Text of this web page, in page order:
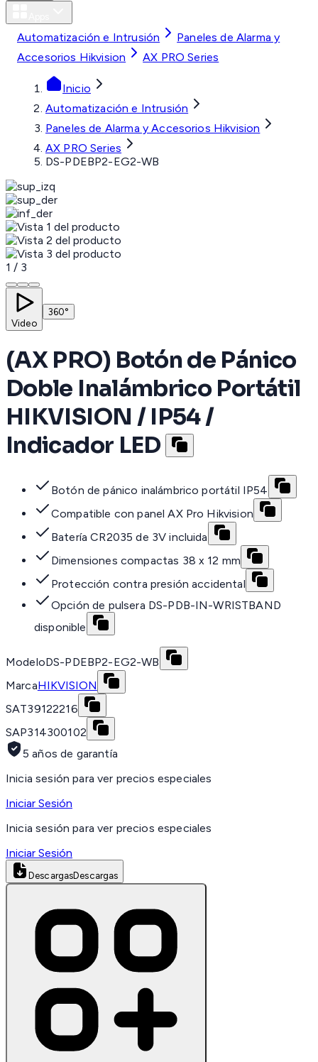
Automatización e Intrusión
Paneles de Alarma y
Accesorios Hikvision
AX PRO Series
Inicio
Automatización e Intrusión
Paneles de Alarma y Accesorios Hikvision
AX PRO Series
DS-PDEBP2-EG2-WB
1 / 3
Video
360°
(AX PRO) Botón de Pánico
Doble Inalámbrico Portátil
HIKVISION / IP54 /
Indicador LED
Botón de pánico inalámbrico portátil IP54
Compatible con panel AX Pro Hikvision
Batería CR2035 de 3V incluida
Dimensiones compactas 38 x 12 mm
Protección contra presión accidental
Opción de pulsera DS-PDB-IN-WRISTBAND
disponible
ModeloDS-PDEBP2-EG2-WB
MarcaHIKVISION
SAT39122216
SAP314300102
5 años de garantía
Inicia sesión para ver precios especiales
Iniciar Sesión
Inicia sesión para ver precios especiales
Iniciar Sesión
DescargasDescargas